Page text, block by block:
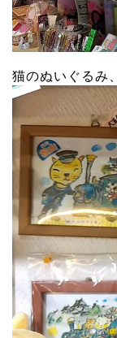
猫のぬいぐるみ、